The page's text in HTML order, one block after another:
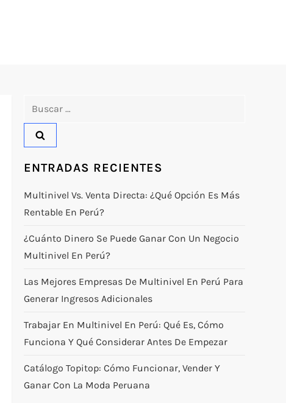
ENTRADAS RECIENTES
Multinivel Vs. Venta Directa: ¿qué Opción Es Más
Rentable En Perú?
¿Cuánto Dinero Se Puede Ganar Con Un Negocio
Multinivel En Perú?
Las Mejores Empresas De Multinivel En Perú Para
Generar Ingresos Adicionales
Trabajar En Multinivel En Perú: Qué Es, Cómo
Funciona Y Qué Considerar Antes De Empezar
Catálogo Topitop: Cómo Funcionar, Vender Y
Ganar Con La Moda Peruana